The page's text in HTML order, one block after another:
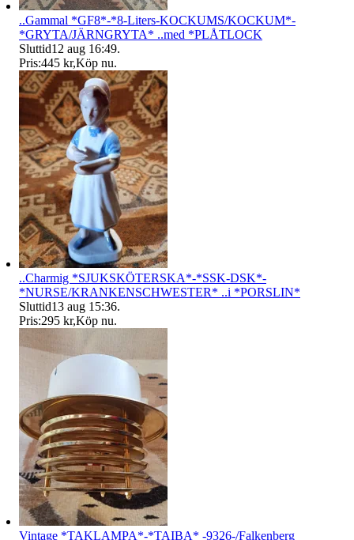
..Gammal *GF8*-*8-Liters-KOCKUMS/KOCKUM*-
*GRYTA/JÄRNGRYTA* ..med *PLÅTLOCK
Sluttid12 aug 16:49.
Pris:445 kr,Köp nu.
..Charmig *SJUKSKÖTERSKA*-*SSK-DSK*-
*NURSE/KRANKENSCHWESTER* ..i *PORSLIN*
Sluttid13 aug 15:36.
Pris:295 kr,Köp nu.
Vintage *TAKLAMPA*-*TAIBA* -9326-/Falkenberg